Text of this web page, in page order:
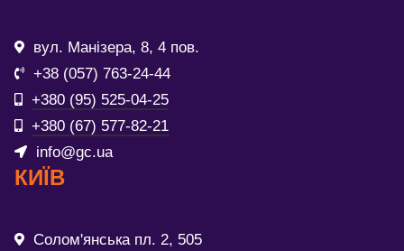
вул. Манізера, 8, 4 пов.
+38 (057) 763-24-44
+380 (95) 525-04-25
+380 (67) 577-82-21
info@gc.ua
КИЇВ
Солом'янська пл. 2, 505